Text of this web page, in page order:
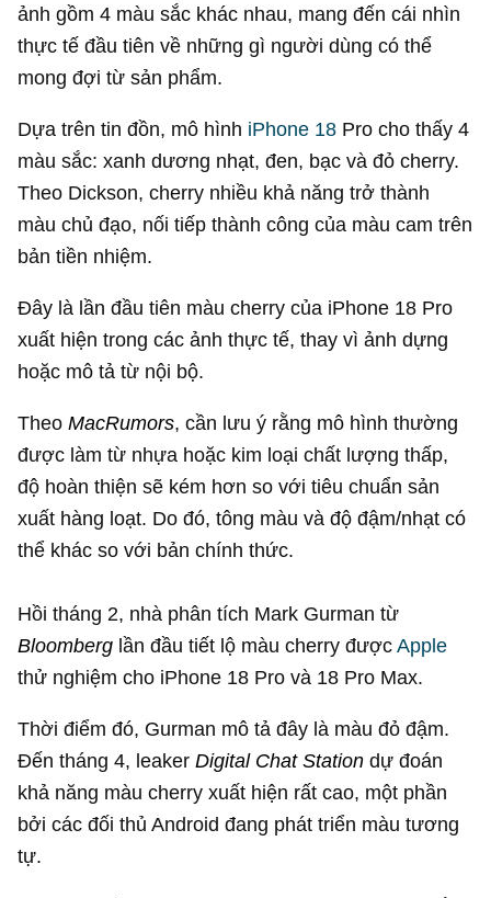
ảnh gồm 4 màu sắc khác nhau, mang đến cái nhìn
thực tế đầu tiên về những gì người dùng có thể
mong đợi từ sản phẩm.
Dựa trên tin đồn, mô hình iPhone 18 Pro cho thấy 4
màu sắc: xanh dương nhạt, đen, bạc và đỏ cherry.
Theo Dickson, cherry nhiều khả năng trở thành
màu chủ đạo, nối tiếp thành công của màu cam trên
bản tiền nhiệm.
Đây là lần đầu tiên màu cherry của iPhone 18 Pro
xuất hiện trong các ảnh thực tế, thay vì ảnh dựng
hoặc mô tả từ nội bộ.
TheoMacRumors, cần lưu ý rằng mô hình thường
được làm từ nhựa hoặc kim loại chất lượng thấp,
độ hoàn thiện sẽ kém hơn so với tiêu chuẩn sản
xuất hàng loạt. Do đó, tông màu và độ đậm/nhạt có
thể khác so với bản chính thức.
Hồi tháng 2, nhà phân tích Mark Gurman từ
Bloomberg lần đầu tiết lộ màu cherry đượcApple
thử nghiệm cho iPhone 18 Pro và 18 Pro Max.
Thời điểm đó, Gurman mô tả đây là màu đỏ đậm.
Đến tháng 4, leakerDigital Chat Station dự đoán
khả năng màu cherry xuất hiện rất cao, một phần
bởi các đối thủ Android đang phát triển màu tương
tự.